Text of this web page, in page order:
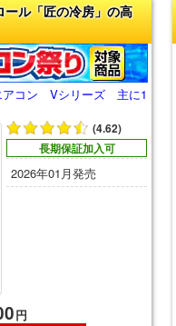
ル「匠の冷房」の高
アコン Vシリーズ 主に1
(4.62)
長期保証加入可
2026年01月発売
円